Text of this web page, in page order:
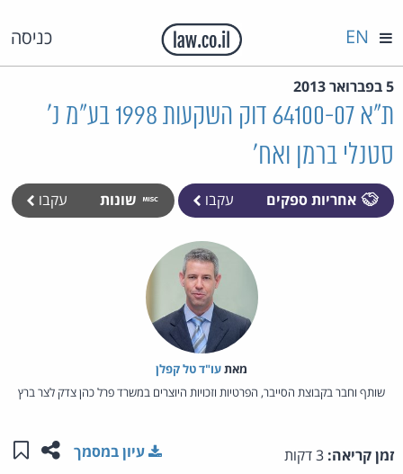
כניסה EN
5 בפברואר 2013
ת"א 64100-07 דוק השקעות 1998 בע"מ נ'
סטנלי ברמן ואח'
אחריות ספקים עקבו שונות עקבו
מאת‏עו"ד טל קפלן
שותף וחבר בקבוצת הסייבר, הפרטיות וזכויות היוצרים במשרד פרל כהן צדק לצר ברץ
זמן קריאה: שתפו
עיון במסמך